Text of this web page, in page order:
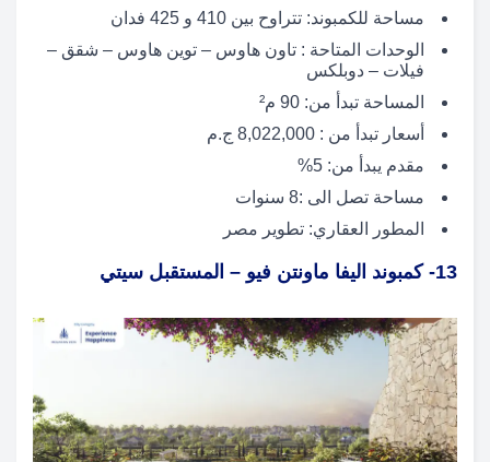
مساحة للكمبوند: تتراوح بين 410 و 425 فدان
الوحدات المتاحة : تاون هاوس – توين هاوس – شقق –
فيلات – دوبلكس
المساحة تبدأ من: 90 م²
أسعار تبدأ من : 8,022,000 ج.م
مقدم يبدأ من: 5%
مساحة تصل الى :8 سنوات
المطور العقاري: تطوير مصر
13- كمبوند اليفا ماونتن فيو – المستقبل سيتي